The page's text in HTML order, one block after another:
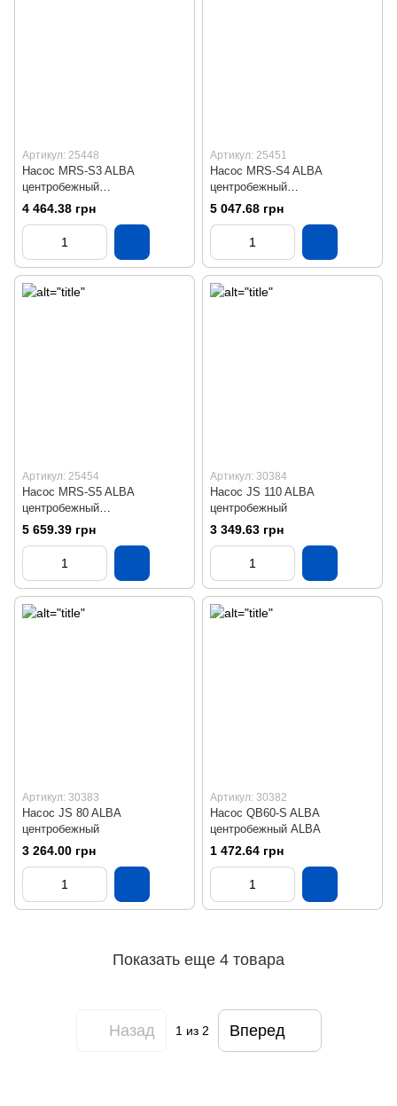
Артикул: 25448
Насос MRS-S3 ALBA
центробежный
многоступенчатый
4 464.38 грн
Артикул: 25451
Насос MRS-S4 ALBA
центробежный
многоступенчатый
5 047.68 грн
Артикул: 25454
Насос MRS-S5 ALBA
центробежный
многоступенчатый
5 659.39 грн
Артикул: 30384
Насос JS 110 ALBA
центробежный
3 349.63 грн
Артикул: 30383
Насос JS 80 ALBA
центробежный
3 264.00 грн
Артикул: 30382
Насос QB60-S ALBA
центробежный ALBA
1 472.64 грн
Показать еще 4 товара
Назад 1из 2 Вперед